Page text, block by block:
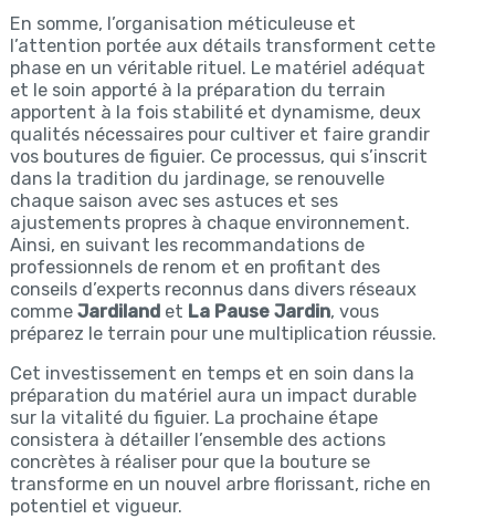
En somme, l’organisation méticuleuse et
l’attention portée aux détails transforment cette
phase en un véritable rituel. Le matériel adéquat
et le soin apporté à la préparation du terrain
apportent à la fois stabilité et dynamisme, deux
qualités nécessaires pour cultiver et faire grandir
vos boutures de figuier. Ce processus, qui s’inscrit
dans la tradition du jardinage, se renouvelle
chaque saison avec ses astuces et ses
ajustements propres à chaque environnement.
Ainsi, en suivant les recommandations de
professionnels de renom et en profitant des
conseils d’experts reconnus dans divers réseaux
comme Jardilandet La Pause Jardin, vous
préparez le terrain pour une multiplication réussie.
Cet investissement en temps et en soin dans la
préparation du matériel aura un impact durable
sur la vitalité du figuier. La prochaine étape
consistera à détailler l’ensemble des actions
concrètes à réaliser pour que la bouture se
transforme en un nouvel arbre florissant, riche en
potentiel et vigueur.